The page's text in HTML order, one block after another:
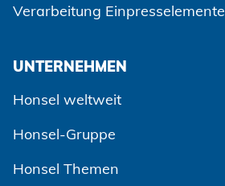
Verarbeitung Einpresselemente
UNTERNEHMEN
Honsel weltweit
Honsel-Gruppe
Honsel Themen